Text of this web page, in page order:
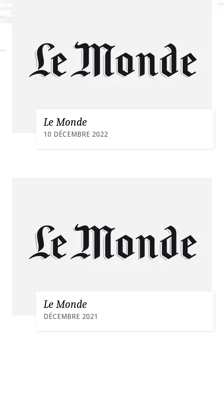
Le Monde
10 DÉCEMBRE 2022
Le Monde
DÉCEMBRE 2021